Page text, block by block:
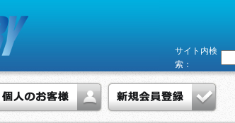
サイト内検
索：